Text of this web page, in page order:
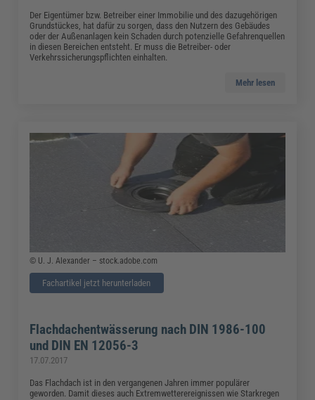
Der Eigentümer bzw. Betreiber einer Immobilie und des dazugehörigen
Grundstückes, hat dafür zu sorgen, dass den Nutzern des Gebäudes
oder der Außenanlagen kein Schaden durch potenzielle Gefahrenquellen
in diesen Bereichen entsteht. Er muss die Betreiber- oder
Verkehrssicherungspflichten einhalten.
Mehr lesen
© U. J. Alexander – stock.adobe.com
Fachartikel jetzt herunterladen
Flachdachentwässerung nach DIN 1986-100
und DIN EN 12056-3
17.07.2017
Das Flachdach ist in den vergangenen Jahren immer populärer
geworden. Damit dieses auch Extremwetterereignissen wie Starkregen